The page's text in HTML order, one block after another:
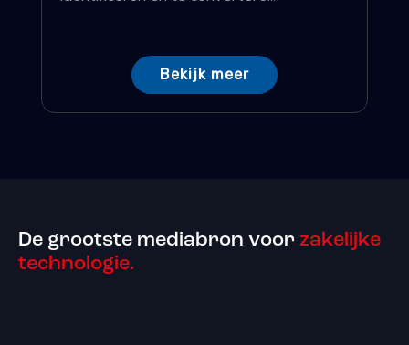
Bekijk meer
De grootste mediabron voor zakelijke
technologie.